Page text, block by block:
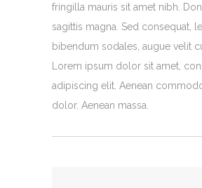
fringilla mauris sit amet nibh.
sagittis magna. Sed consequat,
bibendum sodales, augue velit
Lorem ipsum dolor sit amet,
adipiscing elit. Aenean
dolor. Aenean massa.